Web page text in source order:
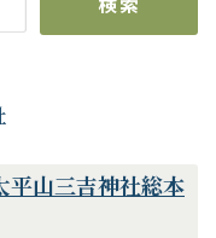
平山三吉神社総本